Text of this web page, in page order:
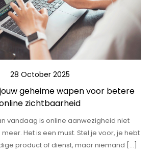
28 October 2025
geheime wapen voor betere
zichtbaarheid
vandaag is online aanwezigheid niet
Het is een must. Stel je voor, je hebt
product of dienst, maar niemand […]